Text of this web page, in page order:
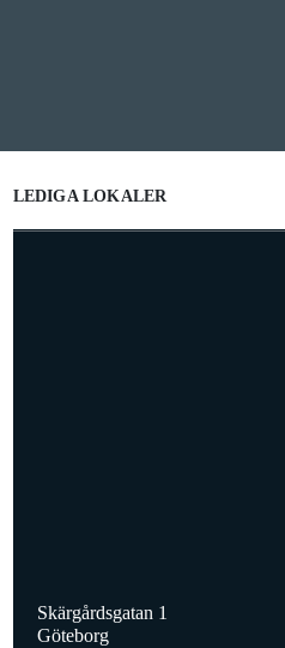
LEDIGA LOKALER
Skärgårdsgatan 1
Göteborg